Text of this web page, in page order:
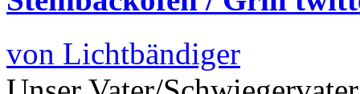
von Lichtbändiger